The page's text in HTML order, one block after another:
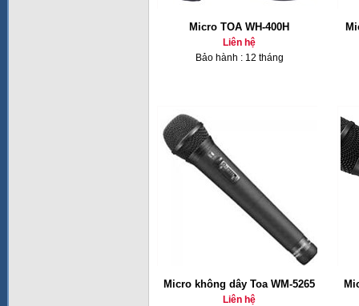
Micro TOA WH-400H
Liên hệ
Bảo hành : 12 tháng
Micro không dây Toa WM-5265
Liên hệ